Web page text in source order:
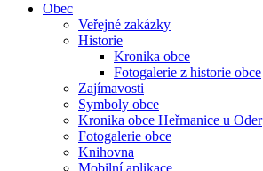
Obec
Veřejné zakázky
Historie
Kronika obce
Fotogalerie z historie obce
Zajímavosti
Symboly obce
Kronika obce Heřmanice u Oder
Fotogalerie obce
Knihovna
Mobilní aplikace